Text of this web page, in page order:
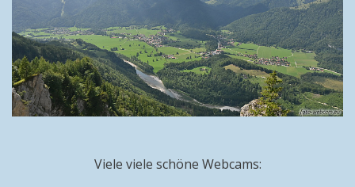
Viele viele schöne Webcams: